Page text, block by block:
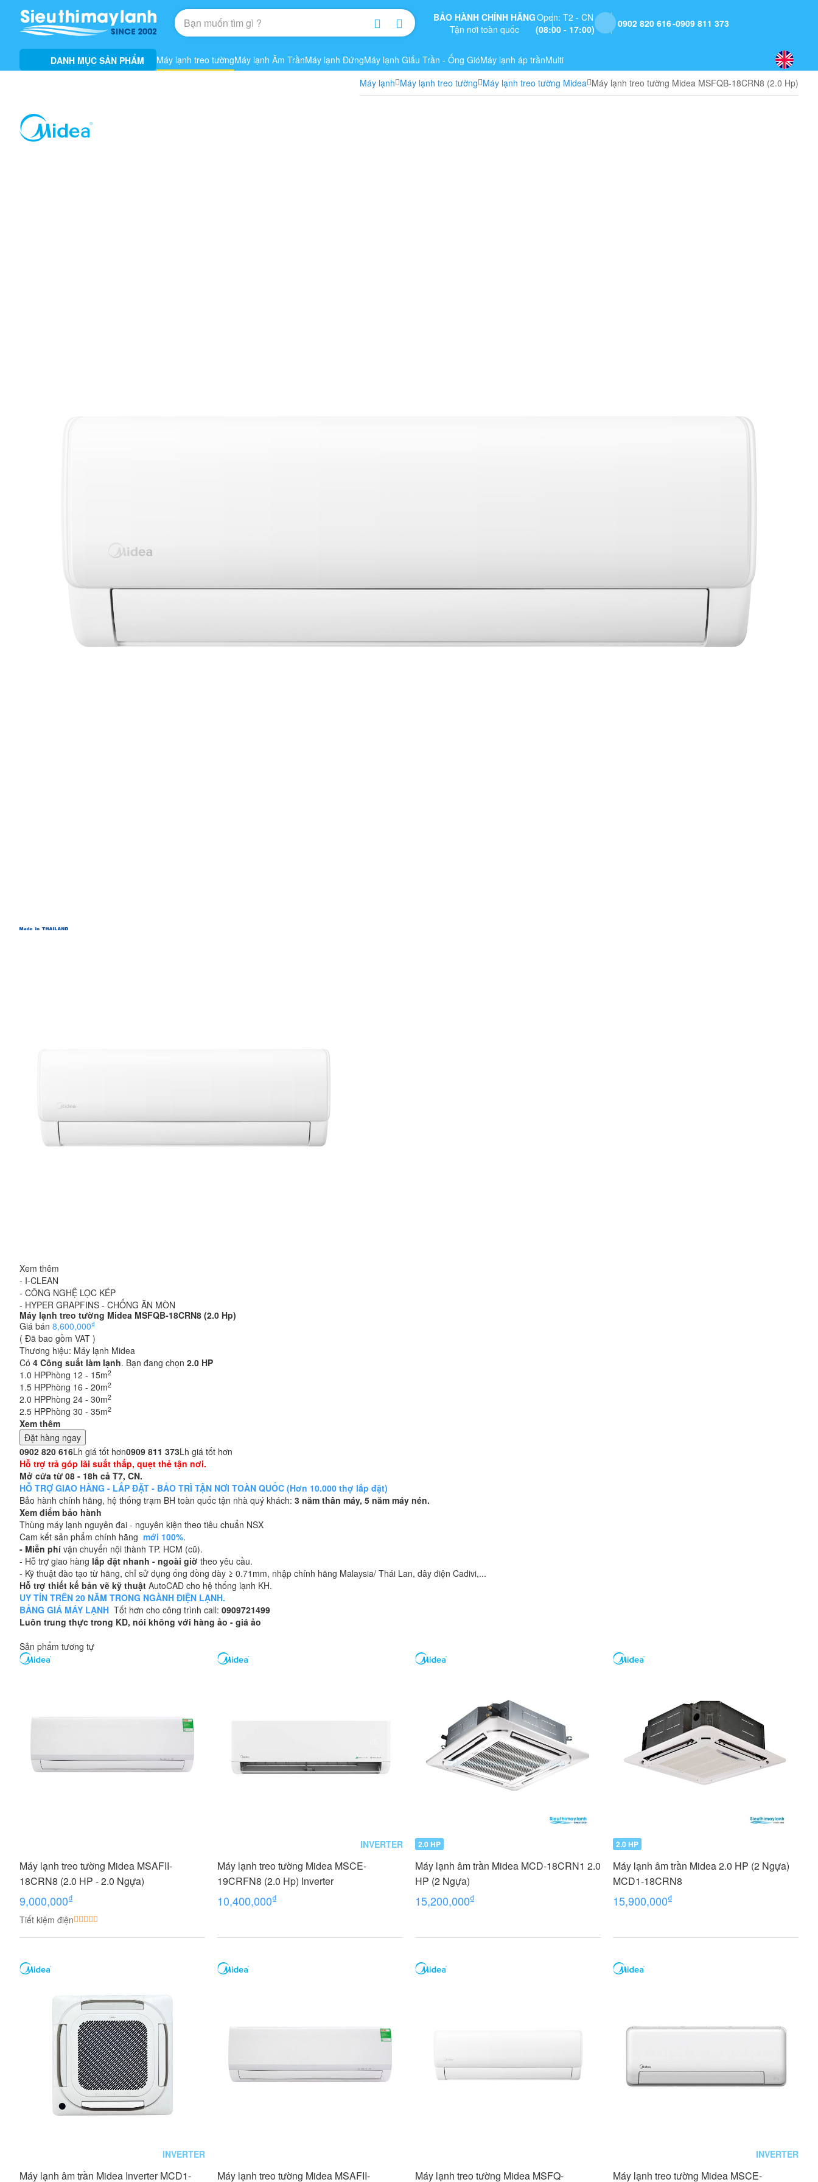
BẢO HÀNH CHÍNH HÃNG
Tận nơi toàn quốc
Open: T2 - CN
(08:00 - 17:00)
0902 820 616 0909 811 373
DANH MỤC SẢN PHẨM Máy lạnh treo tườngMáy lạnh Âm TrầnMáy lạnh ĐứngMáy lạnh Giấu Trần - Ống GióMáy lạnh áp trầnMulti
Máy lạnh Máy lạnh treo tường Máy lạnh treo tường Midea Máy lạnh treo tường Midea MSFQB-18CRN8 (2.0 Hp)
Xem thêm
- I-CLEAN
- CÔNG NGHỆ LỌC KÉP
- HYPER GRAPFINS - CHỐNG ĂN MÒN
Máy lạnh treo tường Midea MSFQB-18CRN8 (2.0 Hp)
Giá bán 8,600,000₫
( Đã bao gồm VAT )
Thương hiệu: Máy lạnh Midea
Có 4 Công suất làm lạnh. Bạn đang chọn 2.0 HP
1.0 HPPhòng 12 - 15m2
1.5 HPPhòng 16 - 20m2
2.0 HPPhòng 24 - 30m2
2.5 HPPhòng 30 - 35m2
Xem thêm
Đặt hàng ngay
0902 820 616Lh giá tốt hơn0909 811 373Lh giá tốt hơn
Hỗ trợ trả góp lãi suất thấp, quẹt thẻ tận nơi.
Mở cửa từ 08 - 18h cả T7, CN.
HỖ TRỢ GIAO HÀNG - LẮP ĐẶT - BẢO TRÌ TẬN NƠI TOÀN QUỐC (Hơn 10.000 thợ lắp đặt)
Bảo hành chính hãng, hệ thống trạm BH toàn quốc tận nhà quý khách: 3 năm thân máy, 5 năm máy nén.
Xem điểm bảo hành
Thùng máy lạnh nguyên đai - nguyên kiện theo tiêu chuẩn NSX
Cam kết sản phẩm chính hãng mới 100%.
- Miễn phí vận chuyển nội thành TP. HCM (cũ).
- Hỗ trợ giao hàng lắp đặt nhanh - ngoài giờ theo yêu cầu.
- Kỹ thuật đào tạo từ hãng, chỉ sử dụng ống đồng dày ≥ 0.71mm, nhập chính hãng Malaysia/ Thái Lan, dây điện Cadivi,...
Hỗ trợ thiết kế bản vẽ kỹ thuật AutoCAD cho hệ thống lạnh KH.
UY TÍN TRÊN 20 NĂM TRONG NGÀNH ĐIỆN LẠNH.
BẢNG GIÁ MÁY LẠNH Tốt hơn cho công trình call: 0909721499
Luôn trung thực trong KD, nói không với hàng ảo - giá ảo
Sản phẩm tương tự
Máy lạnh treo tường Midea MSAFII-
18CRN8 (2.0 HP - 2.0 Ngựa)
9,000,000₫
Tiết kiệm điện
INVERTER
Máy lạnh treo tường Midea MSCE-
19CRFN8 (2.0 Hp) Inverter
10,400,000₫
2.0 HP
Máy lạnh âm trần Midea MCD-18CRN1 2.0
HP (2 Ngựa)
15,200,000₫
2.0 HP
Máy lạnh âm trần Midea 2.0 HP (2 Ngựa)
MCD1-18CRN8
15,900,000₫
INVERTER
Máy lạnh âm trần Midea Inverter MCD1- Máy lạnh treo tường Midea MSAFII- Máy lạnh treo tường Midea MSFQ-
INVERTER
Máy lạnh treo tường Midea MSCE-